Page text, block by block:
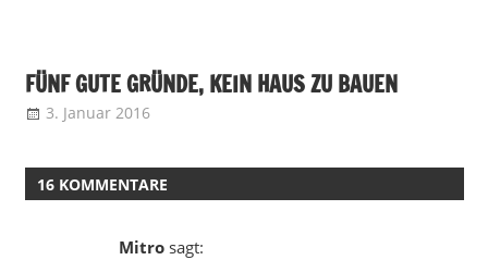
FÜNF GUTE GRÜNDE, KEIN HAUS ZU BAUEN
3. Januar 2016
16 KOMMENTARE
Mitro sagt: